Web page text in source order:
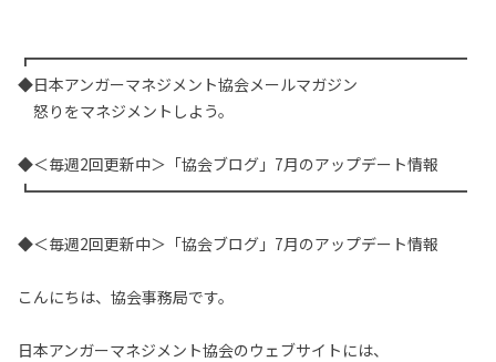
┏━━━━━━━━━━━━━━━━━━━━━━━━━━━━
◆日本アンガーマネジメント協会メールマガジン
怒りをマネジメントしよう。
◆＜毎週2回更新中＞「協会ブログ」7月のアップデート情報
┗━━━━━━━━━━━━━━━━━━━━━━━━━━━━
◆＜毎週2回更新中＞「協会ブログ」7月のアップデート情報
こんにちは、協会事務局です。
日本アンガーマネジメント協会のウェブサイトには、